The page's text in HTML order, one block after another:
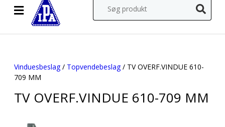
Vinduesbeslag/ Topvendebeslag/ TV OVERF.VINDUE 610-
709 MM
TV OVERF.VINDUE 610-709 MM